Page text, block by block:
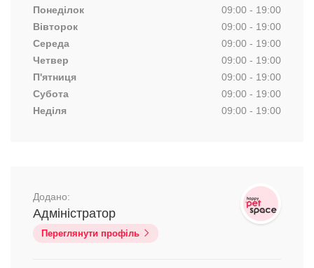
Понеділок
09:00 - 19:00
Вівторок
09:00 - 19:00
Середа
09:00 - 19:00
Четвер
09:00 - 19:00
П'ятниця
09:00 - 19:00
Субота
09:00 - 19:00
Неділя
09:00 - 19:00
Додано:
Адміністратор
Переглянути профіль